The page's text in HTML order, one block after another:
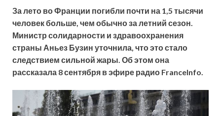
За лето во Франции погибли почти на 1,5 тысячи
человек больше, чем обычно за летний сезон.
Министр солидарности и здравоохранения
страны Аньез Бузин уточнила, что это стало
следствием сильной жары. Об этом она
рассказала 8 сентября в эфире радио FranceInfo.